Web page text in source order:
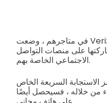
في متاجرهم ، وضعت Verizon رموز QR وحثت العملاء
على منصات التواصل
الاجتماعي الخاصة بهم.
السريعة الخاص
من خلاله ، فسيحصل أيضًا